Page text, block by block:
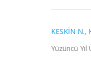
KESKİN N.,
Yüzüncü